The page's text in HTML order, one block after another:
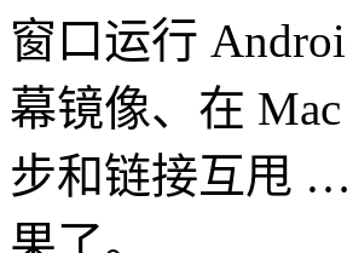
窗口运行
幕镜像、在
步和链接互甩